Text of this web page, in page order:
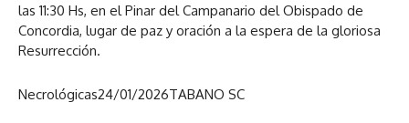
las 11:30 Hs, en el Pinar del Campanario del Obispado de
Concordia, lugar de paz y oración a la espera de la gloriosa
Resurrección.
Necrológicas24/01/2026TABANO SC